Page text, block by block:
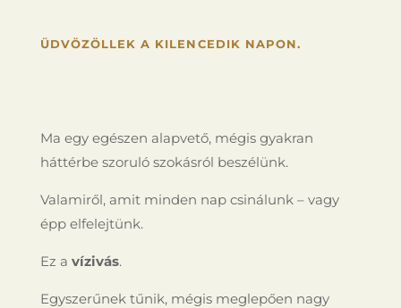
ÜDVÖZÖLLEK A KILENCEDIK NAPON.
Ma egy egészen alapvető, mégis gyakran
háttérbe szoruló szokásról beszélünk.
Valamiről, amit minden nap csinálunk – vagy
épp elfelejtünk.
Ez a vízivás.
Egyszerűnek tűnik, mégis meglepően nagy